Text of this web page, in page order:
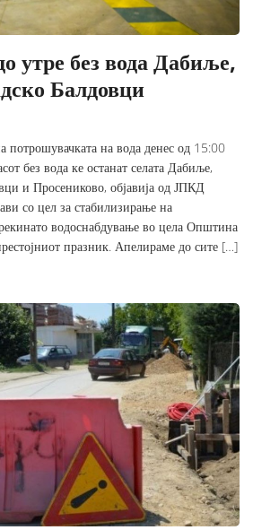
утре без вода Дабиље,
Балдовци
потрошувачката на вода денес од 15:00
без вода ке останат селата Дабиље,
и Просениково, објавија од ЈПКД
со цел за стабилизирање на
водоснабдување во цела Општина
празник. Апелираме до сите […]